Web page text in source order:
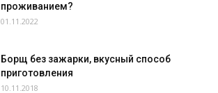
проживанием?
01.11.2022
Борщ без зажарки, вкусный способ
приготовления
10.11.2018